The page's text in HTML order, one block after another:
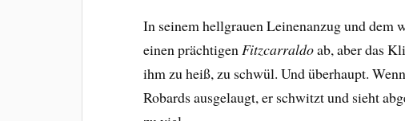
In seinem hellgrauen Leinenanzug und dem
einen prächtigenFitzcarraldoab, aber das
ihm zu heiß, zu schwül. Und überhaupt.
Robards ausgelaugt, er schwitzt und sieht